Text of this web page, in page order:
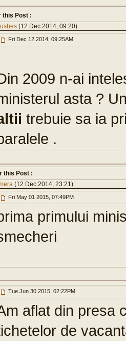
this Post :
(12 Dec 2014, 09:20)
Fri Dec 12 2014, 09:25AM
2009 n-ai
asta ?
trebuie sa ia
.
this Post :
(12 Dec 2014, 23:21)
Fri May 01 2015, 07:49PM
primului
Tue Jun 30 2015, 02:22PM
aflat din presa
de